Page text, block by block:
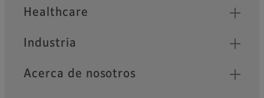
Healthcare
Industria
Acerca de nosotros